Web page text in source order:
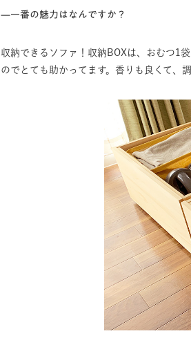
—一番の魅力はなんですか？
収納できるソファ！収納BOXは、おむつ1
のでとても助かってます。香りも良くて、